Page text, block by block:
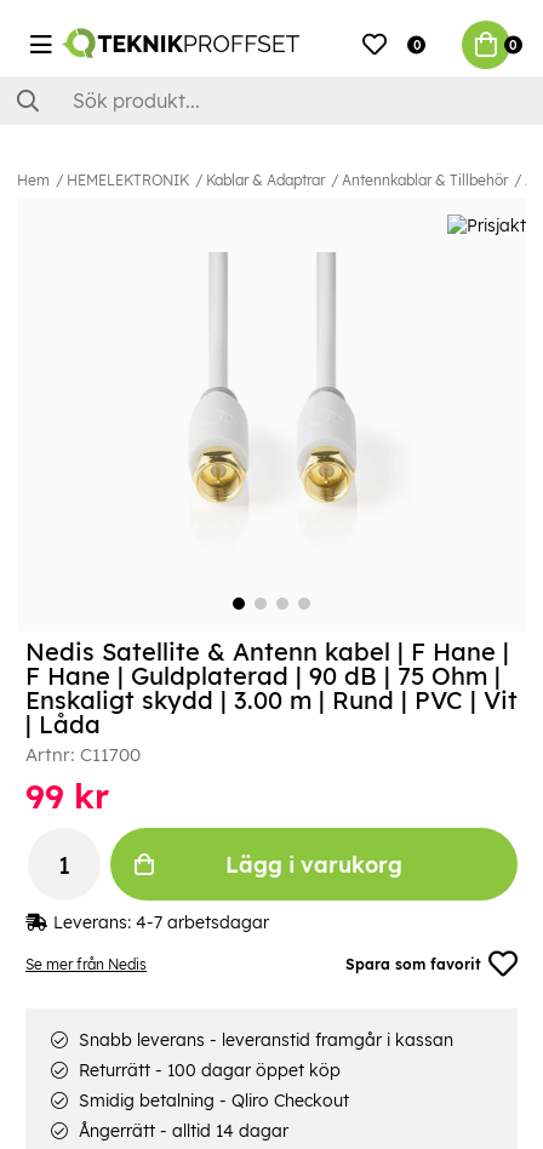
0 0
Hem HEMELEKTRONIK Kablar & Adaptrar Antennkablar & Tillbehör
Se mer från Nedis Spara som favorit
Nedis Satellite & Antenn kabel | F Hane |
F Hane | Guldplaterad | 90 dB | 75 Ohm |
Enskaligt skydd | 3.00 m | Rund | PVC | Vit
| Låda
Artnr: C11700
99 kr
Lägg i varukorg
Leverans: 4-7 arbetsdagar
Snabb leverans - leveranstid framgår i kassan
Returrätt - 100 dagar öppet köp
Smidig betalning - Qliro Checkout
Ångerrätt - alltid 14 dagar